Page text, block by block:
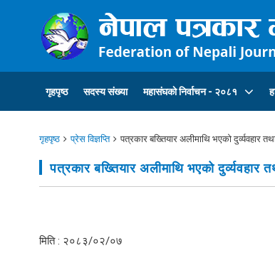
गृहपृष्ठ सदस्य संख्या महासंघकाे निर्वाचन - २०८१
गृहपृष्ठ प्रेस विज्ञप्ति पत्रकार बख्तियार अलीमाथि भएको दुर्व्यवहार
पत्रकार बख्तियार अलीमाथि भएको दुर्व्यवहार
मिति : २०८३/०२/०७